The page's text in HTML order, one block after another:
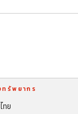
ทรัพยากร
ทย